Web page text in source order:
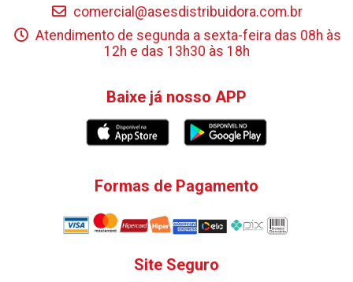
comercial@asesdistribuidora.com.br
Atendimento de segunda a sexta-feira das 08h às
12h e das 13h30 às 18h
Baixe já nosso APP
Formas de Pagamento
Site Seguro